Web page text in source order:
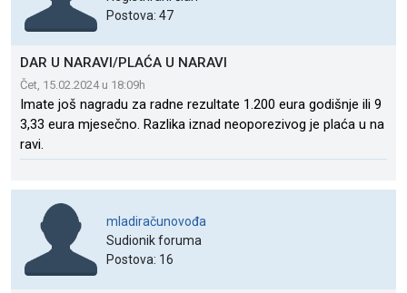
Postova: 47
DAR U NARAVI/PLAĆA U NARAVI
Čet, 15.02.2024 u 18:09h
Imate još nagradu za radne rezultate 1.200 eura godišnje ili 9
3,33 eura mjesečno. Razlika iznad neoporezivog je plaća u na
ravi.
mladiračunovođa
Sudionik foruma
Postova: 16